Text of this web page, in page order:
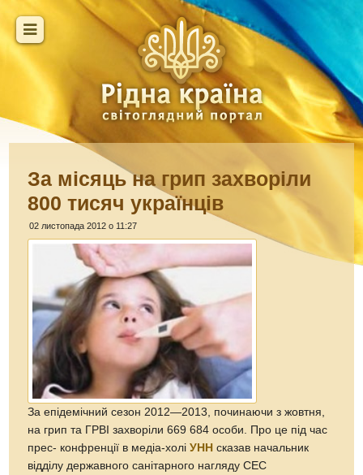
За місяць на грип захворіли
800 тисяч українців
02 листопада 2012 о 11:27
За епідемічний сезон 2012—2013, починаючи з жовтня,
на грип та ГРВІ захворіли 669 684 особи. Про це під час
прес- конфренції в медіа-холіУНН сказав начальник
відділу державного санітарного нагляду СЕС